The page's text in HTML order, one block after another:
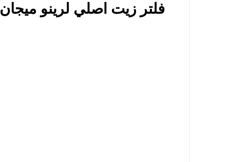
Original Oil Filter for Renault Megane Dammam فلتر زيت اصلي لرينو ميجان